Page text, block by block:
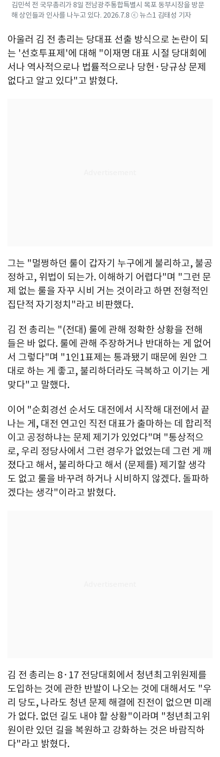
김민석 전 국무총리가 8일 전남광주통합특별시 목포 동부시장을 방문
해 상인들과 인사를 나누고 있다. 2026.7.8 ⓒ 뉴스1 김태성 기자
아울러 김 전 총리는 당대표 선출 방식으로 논란이 되
는 '선호투표제'에 대해 "이재명 대표 시절 당대회에
서나 역사적으로나 법률적으로나 당헌·당규상 문제
없다고 알고 있다"고 밝혔다.
그는 "멀쩡하던 룰이 갑자기 누구에게 불리하고, 불공
정하고, 위법이 되는가. 이해하기 어렵다"며 "그런 문
제 없는 룰을 자꾸 시비 거는 것이라고 하면 전형적인
집단적 자기정치"라고 비판했다.
김 전 총리는 "(전대) 룰에 관해 정확한 상황을 전해
들은 바 없다. 룰에 관해 주장하거나 반대하는 게 없어
서 그렇다"며 "1인1표제는 통과됐기 때문에 원안 그
대로 하는 게 좋고, 불리하더라도 극복하고 이기는 게
맞다"고 말했다.
이어 "순회경선 순서도 대전에서 시작해 대전에서 끝
나는 게, 대전 연고인 직전 대표가 출마하는 데 합리적
이고 공정하냐는 문제 제기가 있었다"며 "통상적으
로, 우리 정당사에서 그런 경우가 없었는데 그런 게 깨
졌다고 해서, 불리하다고 해서 (문제를) 제기할 생각
도 없고 룰을 바꾸려 하거나 시비하지 않겠다. 돌파하
겠다는 생각"이라고 밝혔다.
김 전 총리는 8·17 전당대회에서 청년최고위원제를
도입하는 것에 관한 반발이 나오는 것에 대해서도 "우
리 당도, 나라도 청년 문제 해결에 진전이 없으면 미래
가 없다. 없던 길도 내야 할 상황"이라며 "청년최고위
원이란 있던 길을 복원하고 강화하는 것은 바람직하
다"라고 밝혔다.